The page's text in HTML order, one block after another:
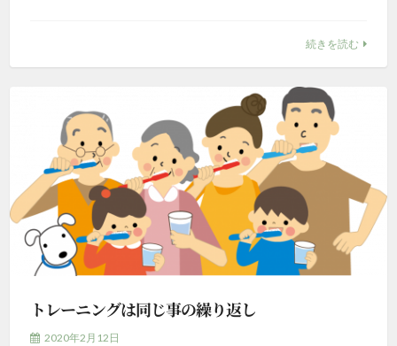
続きを読む
トレーニングは同じ事の繰り返し
2020年2月12日